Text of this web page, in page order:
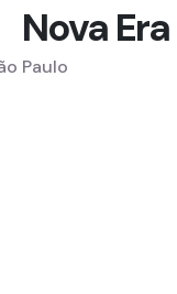
Nova Era
Paulo